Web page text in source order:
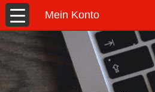
Mein Konto